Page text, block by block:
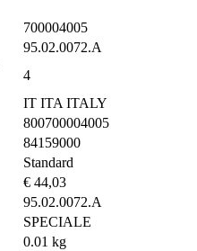
700004005
95.02.0072.A
4
IT ITA ITALY
800700004005
84159000
Standard
€ 44,03
95.02.0072.A
SPECIALE
0.01 kg